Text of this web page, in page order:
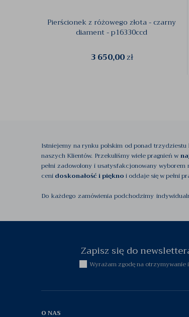
Pierścionek z różowego złota - czarny
diament - p16330ccd
3 650,00zł
Istniejemy na rynku polskim od ponad
naszych Klientów. Przekuliśmy wiele pragnień w
pełni zadowolony i usatysfakcjonowany
ceni doskonałość i piękno i oddaje się w pełni
Do każdego zamówienia podchodzimy
do rzemiosła, jakim jest jubilerstwo. Nasz dział
Klienta. Nasi gemmolodzy od lat podróżują po
najlepszej jakości komponentów do tworzenia
Zapisz się do
Wyrażam zgodę na
O NAS